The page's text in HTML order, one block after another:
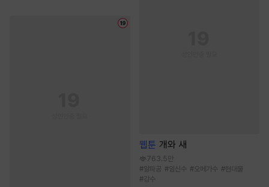
웹툰 개와 새
763.5만
#알파공 #임신수 #오메가수 #현대물
#강수